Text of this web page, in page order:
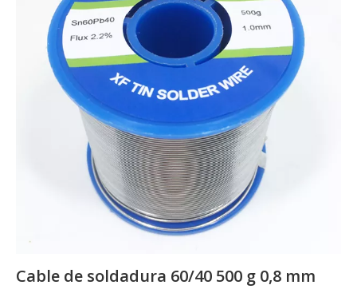
Cable de soldadura 60/40 500 g 0,8 mm